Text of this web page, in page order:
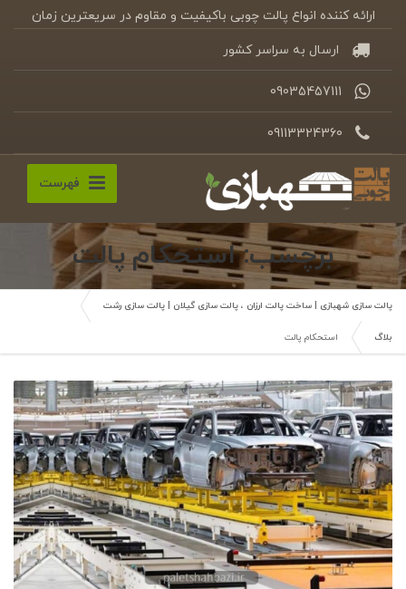
ارائه کننده انواع پالت چوبی باکیفیت و مقاوم در سریعترین زمان
ارسال به سراسر کشور
09035457111
09113324360
فهرست
برچسب: استحکام پالت
پالت سازی شهبازی | ساخت پالت ارزان ، پالت سازی گیلان | پالت سازی رشت
بلاگ استحکام پالت